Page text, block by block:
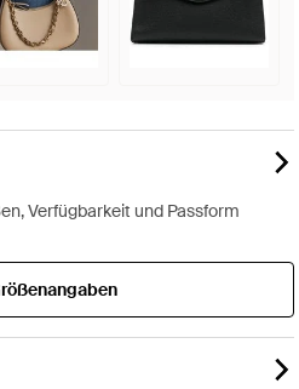
Verfügbarkeit und Passform